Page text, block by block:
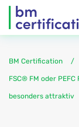
BM Certification
FSC® FM oder
besonders attraktiv